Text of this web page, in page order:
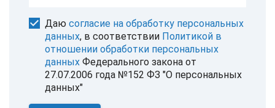
Даю согласие на обработку персональных
данных, в соответствии Политикой в
отношении обработки персональных
данных Федерального закона от
27.07.2006 года №152 ФЗ "О персональных
данных"